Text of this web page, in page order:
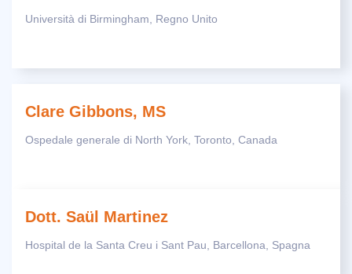
Università di Birmingham, Regno Unito
Clare Gibbons, MS
Ospedale generale di North York, Toronto, Canada
Dott. Saül Martinez
Hospital de la Santa Creu i Sant Pau, Barcellona, Spagna